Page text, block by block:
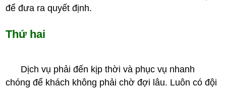
để đưa ra quyết định.
Thứ hai
Dịch vụ phải đến kịp thời và phục vụ nhanh
chóng để khách không phải chờ đợi lâu. Luôn có đội